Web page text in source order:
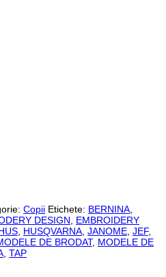
Copii Etichete: BERNINA
DESIGN
EMBROIDERY
HUSQVARNA JANOME JEF,
DE BRODAT, MODELE DE
TAP